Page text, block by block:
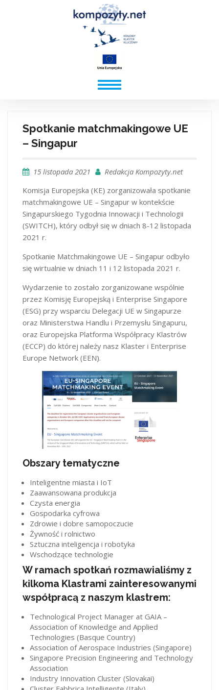
Spotkanie matchmakingowe UE
– Singapur
15 listopada 2021
Redakcja Kompozyty.net
Komisja Europejska (KE) zorganizowała spotkanie
matchmakingowe UE – Singapur w kontekście
Singapurskiego Tygodnia Innowacji i Technologii
(SWITCH), który odbył się w dniach 8-12 listopada
2021 r.
Spotkanie Matchmakingowe UE – Singapur odbyło
się wirtualnie w dniach 11 i 12 listopada 2021 r.
Wydarzenie to zostało zorganizowane wspólnie
przez Komisję Europejską i Enterprise Singapore
(ESG) przy wsparciu Delegacji UE w Singapurze
oraz Ministerstwa Handlu i Przemysłu Singapuru,
oraz Europejska Platforma Współpracy Klastrów
(ECCP) do której należy nasz Klaster i Enterprise
Europe Network (EEN).
Obszary tematyczne
Inteligentne miasta i IoT
Zaawansowana produkcja
Czysta energia
Gospodarka cyfrowa
Zdrowie i dobre samopoczucie
Żywność i rolnictwo
Sztuczna inteligencja i robotyka
Wschodzące technologie
W ramach spotkań rozmawialiśmy z
kilkoma Klastrami zainteresowanymi
współpracą z naszym klastrem:
Technological Project Manager at GAIA –
Association of Knowledge and Applied
Technologies (Basque Country)
Association of Aerospace Industries (Singapore)
Singapore Precision Engineering and Technology
Association
Industry Innovation Cluster (Slovakai)